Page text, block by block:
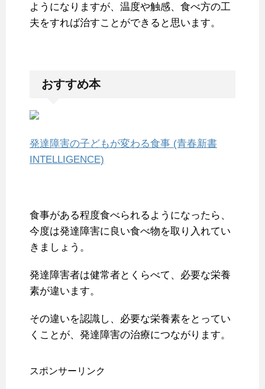
ようになりますが、温度や触感、食べ方の工
夫をすれば治すことができると思います。
おすすめ本
発達障害の子どもが変わる食事 (青春新書
INTELLIGENCE)
食事がある程度食べられるようになったら、
今度は発達障害に良い食べ物を取り入れてい
きましょう。
発達障害者は健常者とくらべて、必要な栄養
素が違います。
その違いを認識し、必要な栄養素をとってい
くことが、発達障害の治療につながります。
スポンサーリンク